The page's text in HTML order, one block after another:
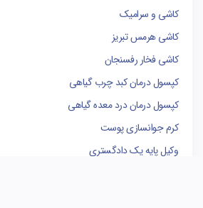
کاشی و سرامیک
کاشی هرمس تبریز
کاشی فخار رفسنجان
کپسول درمان کبد چرب گیاهی
کپسول درمان درد معده گیاهی
کرم جوانسازی پوست
وکیل پایه یک دادگستری